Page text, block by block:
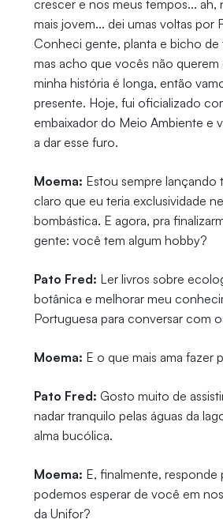
crescer e nos meus tempos... ah,
mais jovem... dei umas voltas por
Conheci gente, planta e bicho
mas acho que vocês não
minha história é longa, então
presente. Hoje, fui oficializado
embaixador do Meio Ambiente e
a dar esse furo.
Moema: Estou sempre lançando
claro que eu teria exclusividade
bombástica. E agora, pra
gente: você tem algum hobby?
Pato Fred: Ler livros sobre
botânica e melhorar meu
Portuguesa para conversar com
Moema: E o que mais ama fazer
Pato Fred: Gosto muito de
nadar tranquilo pelas águas da
alma bucólica.
Moema: E, finalmente, responde
podemos esperar de você em
da Unifor?